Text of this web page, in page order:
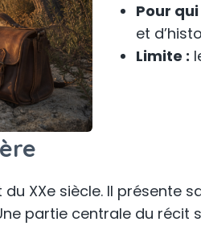
Pour qui
et
Limite :
XXe siècle. Il présente
partie centrale du